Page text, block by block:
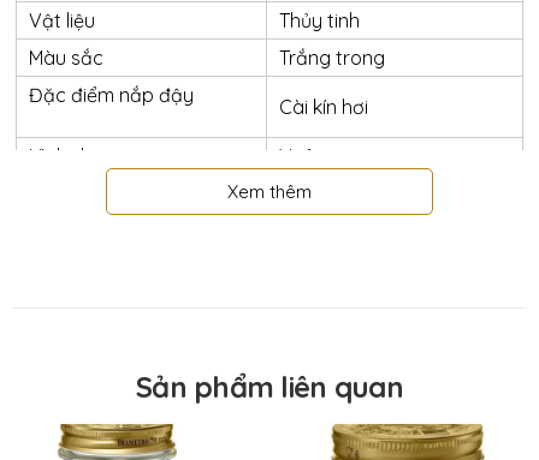
Vật liệu
Thủy tinh
Màu sắc
Trắng trong
Đặc điểm nắp đậy
Cài kín hơi
Hình dạng Vuông
Chức năng Chứa đựng thực phẩm
Xem thêm
Sản phẩm liên quan